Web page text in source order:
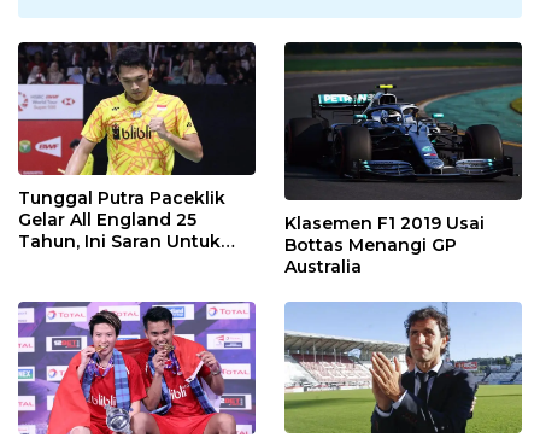
Tunggal Putra Paceklik
Gelar All England 25
Tahun, Ini Saran Untuk
Klasemen F1 2019 Usai
Bottas Menangi GP
Australia